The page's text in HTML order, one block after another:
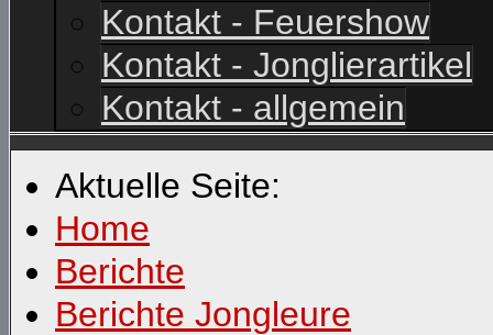
Kontakt - Feuershow
Kontakt - Jonglierartikel
Kontakt - allgemein
Aktuelle Seite:
Home
Berichte
Berichte Jongleure